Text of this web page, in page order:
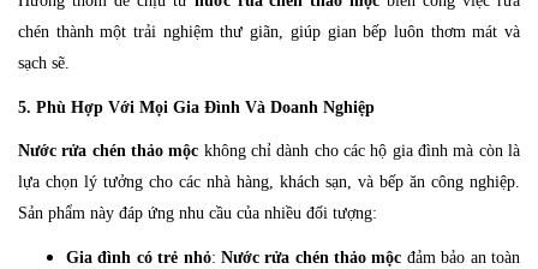
chén thành một trải nghiệm thư giãn, giúp gian bếp luôn thơm mát và
sạch sẽ.
5. Phù Hợp Với Mọi Gia Đình Và Doanh Nghiệp
Nước rửa chén thảo mộc không chỉ dành cho các hộ gia đình mà còn là
lựa chọn lý tưởng cho các nhà hàng, khách sạn, và bếp ăn công nghiệp.
Sản phẩm này đáp ứng nhu cầu của nhiều đối tượng:
Gia đình có trẻ nhỏ: Nước rửa chén thảo mộc đảm bảo an toàn